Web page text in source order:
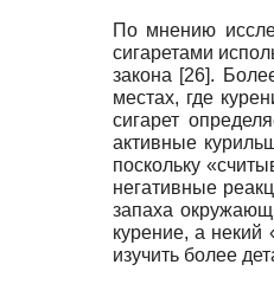
По мнению
сигаретами
закона [26].
местах, где
сигарет
активные
поскольку
негативные
запаха
курение, а некий
изучить более